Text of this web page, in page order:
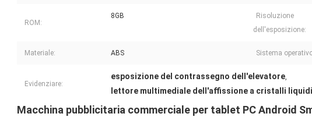
ROM:
8GB
Risoluzione
dell'esposizione:
Materiale: ABS Sistema
Evidenziare:
esposizione del contrassegno dell'elevatore,
lettore multimediale dell'affissione a cristalli liquidi
Macchina pubblicitaria commerciale per tablet PC Android